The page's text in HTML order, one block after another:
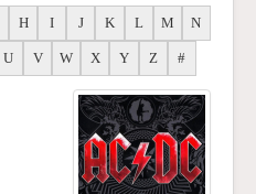
H I J K L M N
U V W X Y Z #